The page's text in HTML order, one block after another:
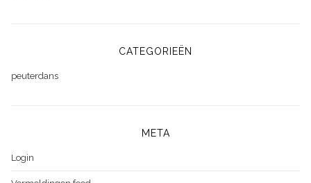
CATEGORIEËN
peuterdans
META
Login